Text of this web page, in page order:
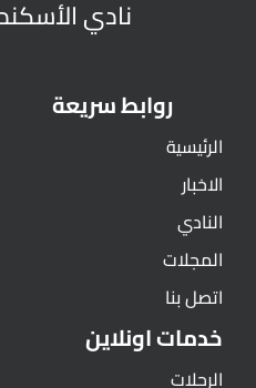
نادي
روابط سريعة
الرئيسية
الاخبار
النادي
المجلات
اتصل بنا
خدمات اونلاين
الرحلات